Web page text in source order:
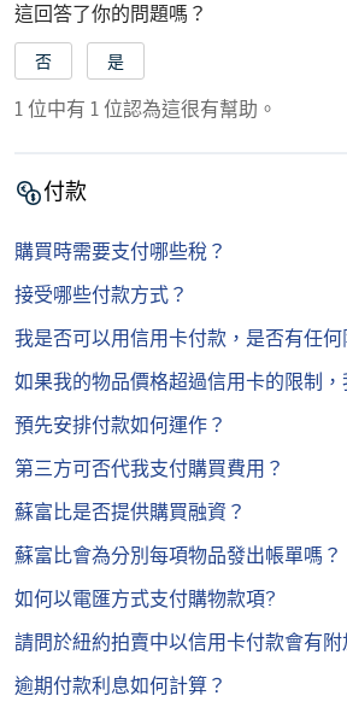
這回答了你的問題嗎？
否 是
1 位中有 1 位認為這很有幫助。
付款
購買時需要支付哪些稅？
接受哪些付款方式？
我是否可以用信用卡付款，是否有任何
如果我的物品價格超過信用卡的限制，
預先安排付款如何運作？
第三方可否代我支付購買費用？
蘇富比是否提供購買融資？
蘇富比會為分別每項物品發出帳單嗎？
如何以電匯方式支付購物款項?
請問於紐約拍賣中以信用卡付款會有附
逾期付款利息如何計算？